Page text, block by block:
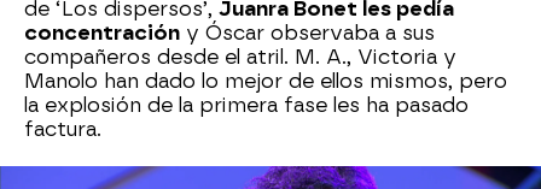
de ‘Los dispersos’, Juanra Bonet les pedía
concentración y Óscar observaba a sus
compañeros desde el atril. M. A., Victoria y
Manolo han dado lo mejor de ellos mismos, pero
la explosión de la primera fase les ha pasado
factura.